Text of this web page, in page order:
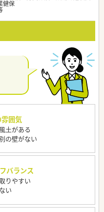
健保
囲気
土がある
の壁がない
バランス
りやすい
い